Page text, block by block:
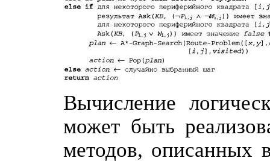
Вычисление
может быть
методов, описанных